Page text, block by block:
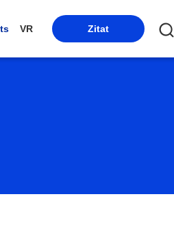
VR Zitat